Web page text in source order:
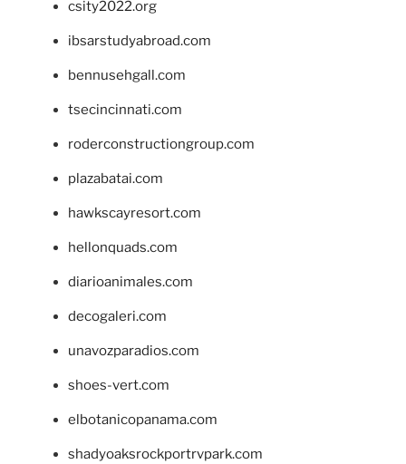
csity2022.org
ibsarstudyabroad.com
bennusehgall.com
tsecincinnati.com
roderconstructiongroup.com
plazabatai.com
hawkscayresort.com
hellonquads.com
diarioanimales.com
decogaleri.com
unavozparadios.com
shoes-vert.com
elbotanicopanama.com
shadyoaksrockportrvpark.com